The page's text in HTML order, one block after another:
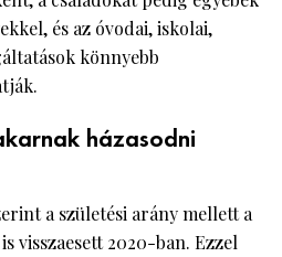
és az óvodai, iskolai,
könnyebb
házasodni
a születési arány mellett a
visszaesett 2020-ban. Ezzel